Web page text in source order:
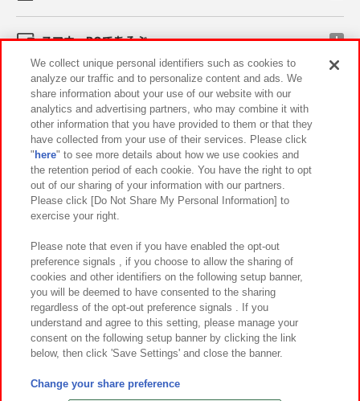
スマホ・PCであそぶ
イベント・キャンペーン
関連会社 サステナビリティ サイトポリシー
プライバシーポリシー ウェブアクセシビリティ方針と検証結果
お取引先さまとともに
カスタマーハラスメント対応方針 よくあるご質問・お問い合わせ
©Bandai Namco Amusement Inc.
©Bandai Namco Amusement Lab Inc.
We collect unique personal identifiers such as cookies to
analyze our traffic and to personalize content and ads. We
share information about your use of our website with our
analytics and advertising partners, who may combine it with
other information that you have provided to them or that they
have collected from your use of their services. Please click
" here" to see more details about how we use cookies and
the retention period of each cookie. You have the right to opt
out of our sharing of your information with our partners.
Please click [Do Not Share My Personal Information] to
exercise your right.
Please note that even if you have enabled the opt-out
preference signals , if you choose to allow the sharing of
cookies and other identifiers on the following setup banner,
you will be deemed to have consented to the sharing
regardless of the opt-out preference signals . If you
understand and agree to this setting, please manage your
consent on the following setup banner by clicking the link
below, then click 'Save Settings' and close the banner.
Change your share preference